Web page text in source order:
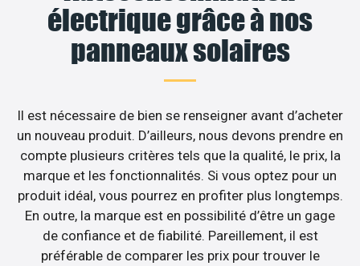
électrique grâce à nos
panneaux solaires
Il est nécessaire de bien se renseigner avant d’acheter
un nouveau produit. D’ailleurs, nous devons prendre en
compte plusieurs critères tels que la qualité, le prix, la
marque et les fonctionnalités. Si vous optez pour un
produit idéal, vous pourrez en profiter plus longtemps.
En outre, la marque est en possibilité d’être un gage
de confiance et de fiabilité. Pareillement, il est
préférable de comparer les prix pour trouver le